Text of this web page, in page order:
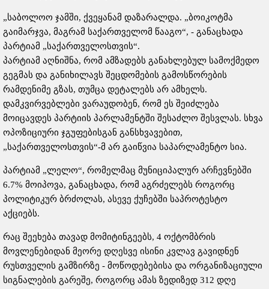
„საბოლოო ჯამში, ქვეყანამ დაზარალდა. „ბოიკოტმა
გაიმარჯვა, მაგრამ საქართველომ წააგო“, - განაცხადა
პარტიამ „საქართველოსთვის“.
პარტიამ აღნიშნა, რომ ამზადებს განახლებულ სამოქმედო
გეგმას და განიხილავს შეცდომების გამოსწორების
რამდენიმე გზას, თუმცა დეტალებს არ ამხელს.
დამკვირვებლები ვარაუდობენ, რომ ეს შეიძლება
მოიცავდეს პარტიის პარლამენტში შესაძლო შესვლას. სხვა
ოპოზიციური ჯგუფებისგან განსხვავებით,
„საქართველოსთვის“-მ არ გაიწვია საპარლამენტო სია.
პარტიამ „ლელო“, რომელმაც მუნიციპალურ არჩევნებში
6.7% მოიპოვა, განაცხადა, რომ აგრძელებს როგორც
პოლიტიკურ ბრძოლას, ასევე ქუჩებში საპროტესტო
აქციებს.
რაც შეეხება თავად მომიტინგეებს, 4 ოქტომბრის
მოვლენებიდან მეორე დღესვე ისინი კვლავ გავიდნენ
რუსთველის გამზირზე - მოწოდებებისა და ორგანიზაციული
სიგნალების გარეშე, როგორც ამას ზედიზედ 312 დღე